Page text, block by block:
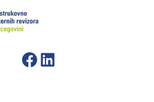
Facebook LinkedIn